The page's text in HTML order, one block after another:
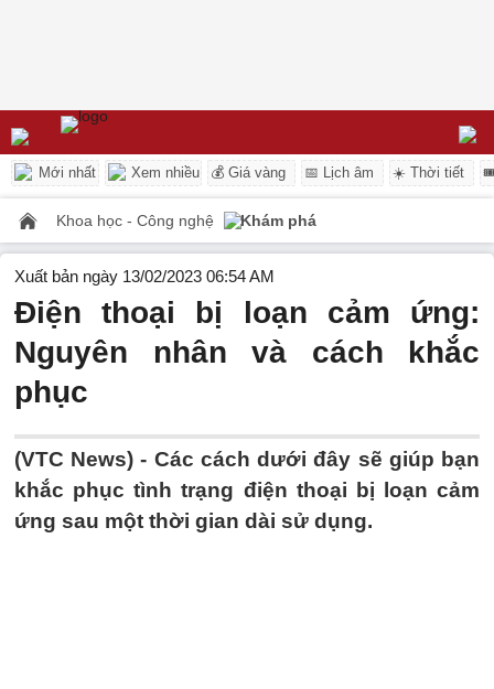
Mới nhất Xem nhiều 💰 Giá vàng 📅 Lịch âm ☀️ Thời tiết
Khoa học - Công nghệ Khám phá
Xuất bản ngày 13/02/2023 06:54 AM
Điện thoại bị loạn cảm ứng:
Nguyên nhân và cách khắc
phục
(VTC News) - Các cách dưới đây sẽ giúp bạn
khắc phục tình trạng điện thoại bị loạn cảm
ứng sau một thời gian dài sử dụng.